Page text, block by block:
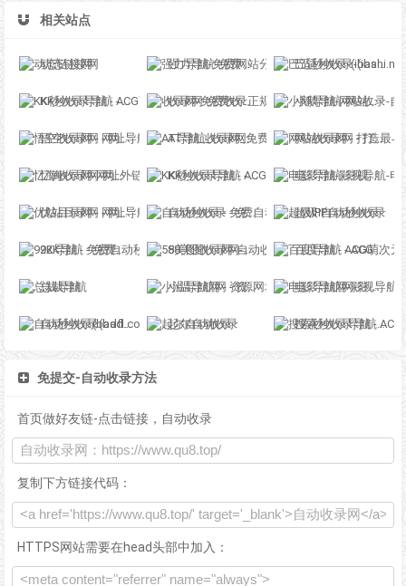
相关站点
动态链接网 强力导航-免费网站分类导航，提交收录，秒收录 巴适秒收录-(ibashi.net) - 巴适导航分类网站目录 - 自助网址提交自动收录
KK秒收录导航 - ACG萌次元丨ACG导航网丨二次元导航丨资源网导航丨福利网址导航 - KK秒收录导航网 收录网-免费收录正规网站-免费发布软文 小鹅导航-网站收录-自动收录网-网址收录-自动秒收录
悟空收录网 - 网址导航大全 | 网站免费收录 | 软文外链发布平台 AT导航_收录网_免费收录网站_自动收录网_秒收录 网站收录网 - 打造最与众不同的站点收录网
忆海收录网-网址外链_自动收录网站_自助友情链接平台_网站广告_软文发布_站长交易_站长资源 KK秒收录导航 - ACG萌次元丨ACG导航网丨二次元导航丨资源网导航丨福利网址导航 - KK秒收录导航网 电影导航-影视导航-电影站收录-自动收录网-网站收录
优站目录网 - 网址导航分类网站目录 - 自助网址提交自动收录 自动秒收录 - 免费自动秒收录网址导航 超级IP自动秒收录
92K导航 - 免费自动秒收录网址导航 58美图收录网-自动收录网站-流量交换-自动链 百度导航 - ACG萌次元丨ACG导航网丨二次元导航丨资源网导航丨福利网址导航 - BaiDu导航
总裁导航 小温导航网 - 资源网址导航，汇集各大资源网，全网优质教程技术网，搜集资源就从这里开始 电影导航网-影视导航-电影搜索-影视搜索-电影站收录
自动秒收录(badfl.com) - 全自动秒收录网 起尔自动收录 搜索秒收录导航 - ACG萌次元丨ACG导航网丨二次元导航丨资源网导航丨福利网址导航 - SS秒收录导航网
免提交-自动收录方法
首页做好友链-点击链接，自动收录
复制下方链接代码：
HTTPS网站需要在head头部中加入：